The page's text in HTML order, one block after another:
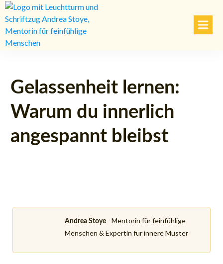
Gelassenheit lernen:
Warum du innerlich
angespannt bleibst
Andrea Stoye - Mentorin für feinfühlige
Menschen & Expertin für innere Muster